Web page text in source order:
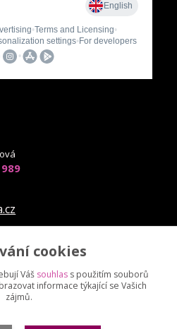
sběr cookies.
cookies
Váš souhlas s použitím souborů
informace týkající se Vašich
zájmů.